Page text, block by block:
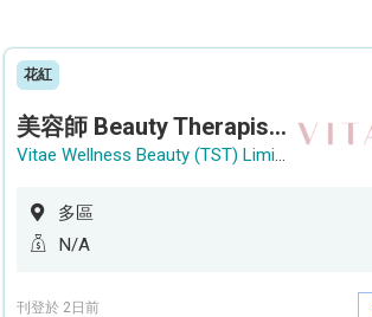
花紅
美容師 Beauty Therapist (銅鑼灣 / 尖沙咀)
Vitae Wellness Beauty (TST) Limited
多區
N/A
刊登於 2日前